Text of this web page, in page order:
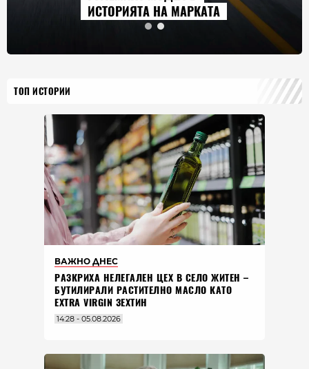
НА МАРКАТА
ТОП ИСТОРИИ
ВАЖНО ДНЕС
РАЗКРИХА НЕЛЕГАЛЕН ЦЕХ В СЕЛО ЖИТЕН –
БУТИЛИРАЛИ РАСТИТЕЛНО МАСЛО КАТО
EXTRA VIRGIN ЗЕХТИН
14:28 - 05.08.2026